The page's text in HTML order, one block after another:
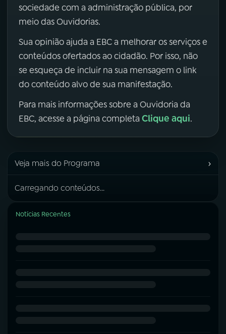
sociedade com a administração pública, por
meio das Ouvidorias.
Sua opinião ajuda a EBC a melhorar os serviços e
conteúdos ofertados ao cidadão. Por isso, não
se esqueça de incluir na sua mensagem o link
do conteúdo alvo de sua manifestação.
Para mais informações sobre a Ouvidoria da
EBC, acesse a página completa Clique aqui.
Veja mais do Programa ›
Carregando conteúdos...
Notícias Recentes